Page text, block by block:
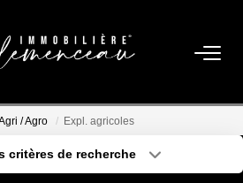
/ Agro Expl. agricoles
critères de recherche